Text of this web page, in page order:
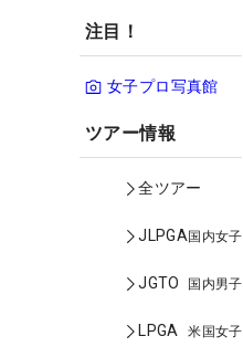
注目！
女子プロ写真館
ツアー情報
全ツアー
JLPGA国内女子
JGTO 国内男子
LPGA 米国女子